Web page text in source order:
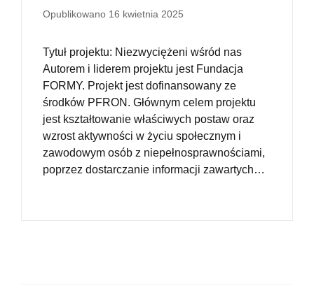
Opublikowano 16 kwietnia 2025
Tytuł projektu: Niezwyciężeni wśród nas
Autorem i liderem projektu jest Fundacja
FORMY. Projekt jest dofinansowany ze
środków PFRON. Głównym celem projektu
jest kształtowanie właściwych postaw oraz
wzrost aktywności w życiu społecznym i
zawodowym osób z niepełnosprawnościami,
poprzez dostarczanie informacji zawartych…